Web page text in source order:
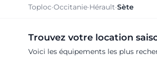
Toploc·Occitanie·Hérault·Sète
Trouvez votre location
Voici les équipements les plus